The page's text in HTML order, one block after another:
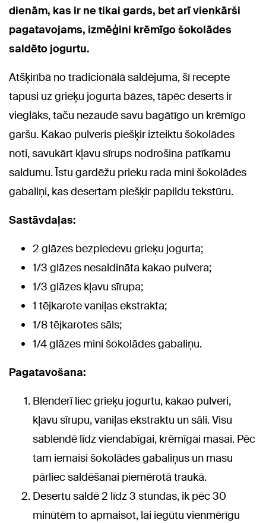
dienām, kas ir ne tikai gards, bet arī vienkārši
pagatavojams, izmēģini krēmīgo šokolādes
saldēto jogurtu.
Atšķirībā no tradicionālā saldējuma, šī recepte
tapusi uz grieķu jogurta bāzes, tāpēc deserts ir
vieglāks, taču nezaudē savu bagātīgo un krēmīgo
garšu. Kakao pulveris piešķir izteiktu šokolādes
noti, savukārt kļavu sīrups nodrošina patīkamu
saldumu. Īstu gardēžu prieku rada mini šokolādes
gabaliņi, kas desertam piešķir papildu tekstūru.
Sastāvdaļas:
2 glāzes bezpiedevu grieķu jogurta;
1/3 glāzes nesaldināta kakao pulvera;
1/3 glāzes kļavu sīrupa;
1 tējkarote vaniļas ekstrakta;
1/8 tējkarotes sāls;
1/4 glāzes mini šokolādes gabaliņu.
Pagatavošana:
Blenderī liec grieķu jogurtu, kakao pulveri,
kļavu sīrupu, vaniļas ekstraktu un sāli. Visu
sablendē līdz viendabīgai, krēmīgai masai. Pēc
tam iemaisi šokolādes gabaliņus un masu
pārliec saldēšanai piemērotā traukā.
Desertu saldē 2 līdz 3 stundas, ik pēc 30
minūtēm to apmaisot, lai iegūtu vienmērīgu